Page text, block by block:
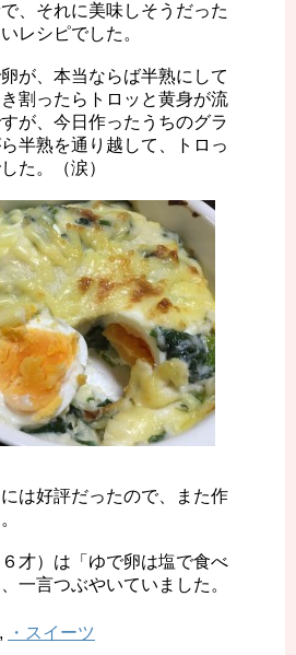
、それに美味しそうだった
レシピでした。
が、本当ならば半熟にして
割ったらトロッと黄身が流
が、今日作ったうちのグラ
半熟を通り越して、トロっ
た。（涙）
は好評だったので、また作
才）は「ゆで卵は塩で食べ
一言つぶやいていました。
, ・スイーツ